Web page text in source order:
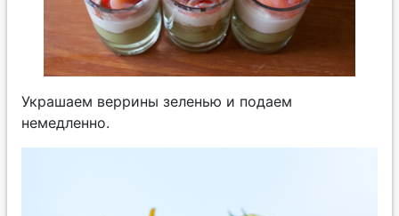
Украшаем веррины зеленью и подаем
немедленно.